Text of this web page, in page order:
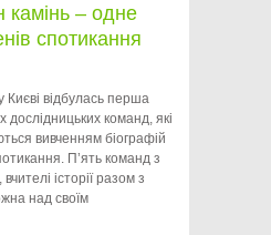
камінь – одне
спотикання
Києві відбулась перша
дослідницьких команд, які
вивченням біографій
П’ять команд з
історії разом з
над своїм